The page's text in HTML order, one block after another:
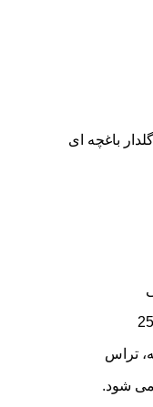
باغچه ای
تراس
شود.